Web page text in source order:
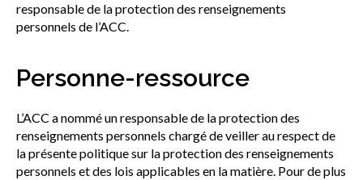
responsable de la protection des renseignements
personnels de l’ACC.
Personne-ressource
L’ACC a nommé un responsable de la protection des
renseignements personnels chargé de veiller au respect de
la présente politique sur la protection des renseignements
personnels et des lois applicables en la matière. Pour de plus